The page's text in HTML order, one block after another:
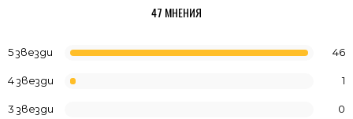
47 МНЕНИЯ
5 звезди 46
4 звезди 1
3 звезди 0